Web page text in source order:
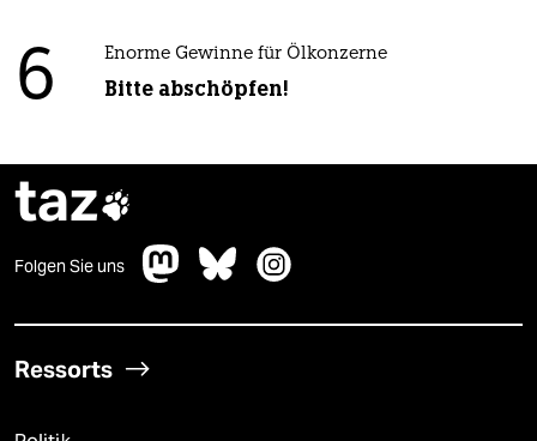
6 Enorme Gewinne für Ölkonzerne
Bitte abschöpfen!
taz
Folgen Sie uns
Ressorts